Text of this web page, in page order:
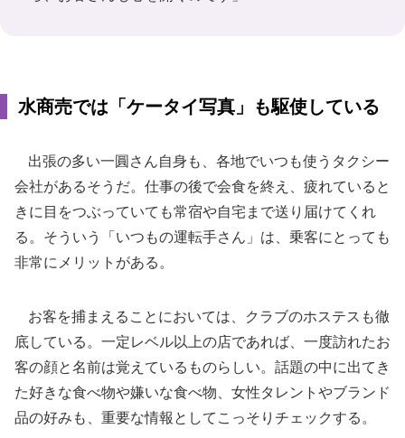
水商売では「ケータイ写真」も駆使している
出張の多い一圓さん自身も、各地でいつも使うタクシー
会社があるそうだ。仕事の後で会食を終え、疲れていると
きに目をつぶっていても常宿や自宅まで送り届けてくれ
る。そういう「いつもの運転手さん」は、乗客にとっても
非常にメリットがある。
お客を捕まえることにおいては、クラブのホステスも徹
底している。一定レベル以上の店であれば、一度訪れたお
客の顔と名前は覚えているものらしい。話題の中に出てき
た好きな食べ物や嫌いな食べ物、女性タレントやブランド
品の好みも、重要な情報としてこっそりチェックする。